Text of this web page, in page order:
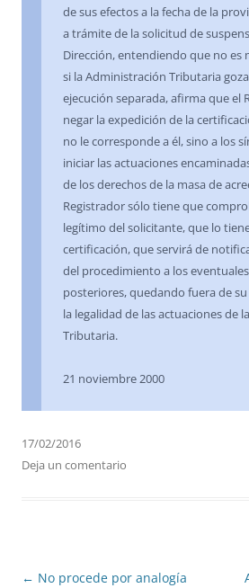
de sus efectos a la fecha de la
a trámite de la solicitud de
Dirección, entendiendo que no
si la Administración Tributaria
ejecución separada, afirma que el
negar la expedición de la
no le corresponde a él, sino a los
iniciar las actuaciones
de los derechos de la masa de
Registrador sólo tiene que
legítimo del solicitante, que lo
certificación, que servirá de
del procedimiento a los
posteriores, quedando fuera de
la legalidad de las actuaciones de
Tributaria.
21 noviembre 2000
17/02/2016
Deja un comentario
Navegación
← No procede por analogía